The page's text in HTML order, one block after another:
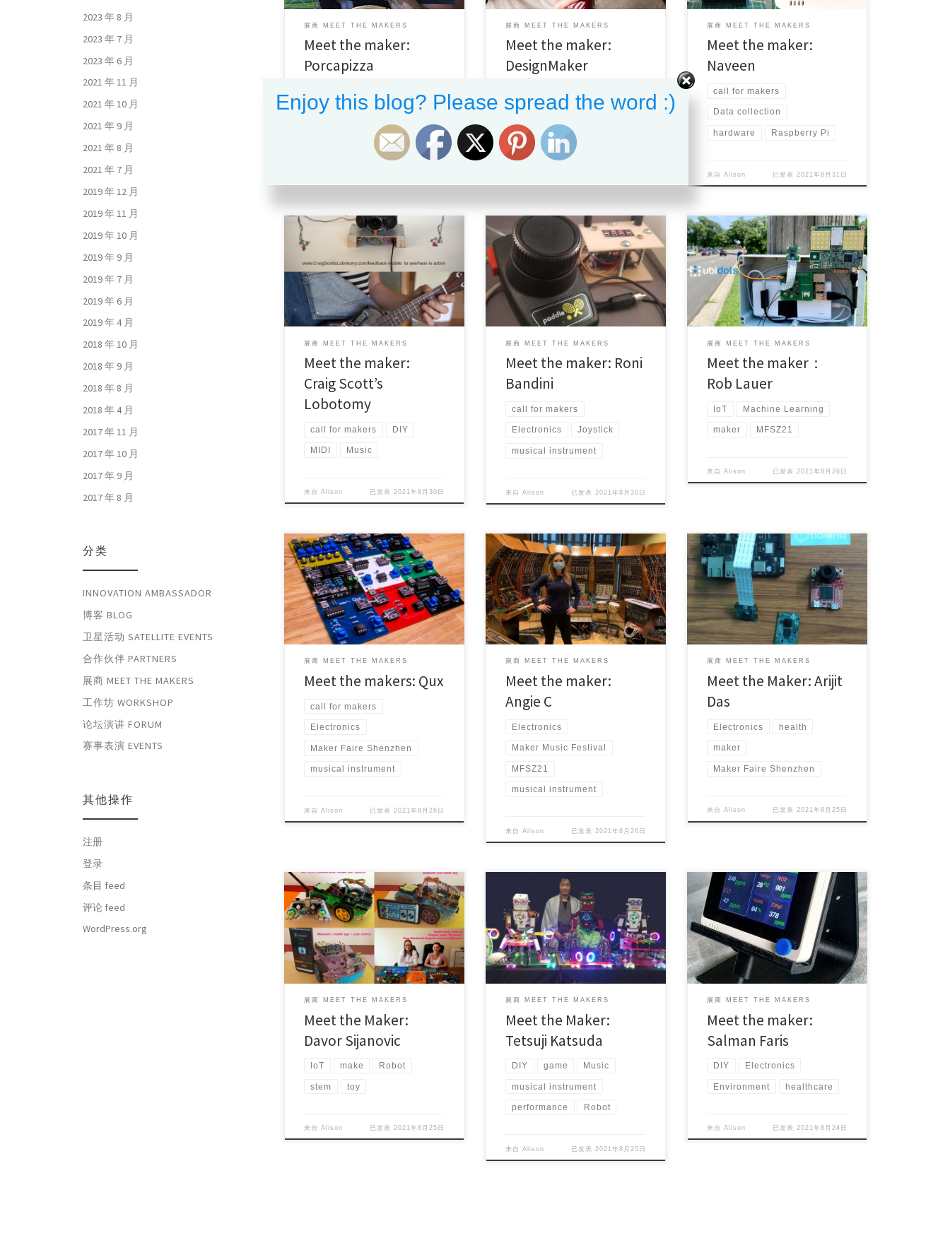
展商 MEET THE MAKERS
Meet the maker:
Porcapizza
musical instrument
展商 MEET THE MAKERS
Meet the maker:
DesignMaker
Electronics Health Care
mask
展商 MEET THE MAKERS
Meet the maker:
Naveen
call for makers
Data collection
hardware Raspberry Pi
来自Alison 已发表 2021年8月31日
Project Maker (s): Craig Scott’s
Lobotomy Co […]
展商 MEET THE MAKERS
Meet the maker:
Craig Scott’s
Lobotomy
call for makers DIY
MIDI Music
来自Alison 已发表 2021年8月30日
Project Maker (s): Roni Bandini
Country/Area: Buen […]
展商 MEET THE MAKERS
Meet the maker: Roni
Bandini
call for makers
Electronics Joystick
musical instrument
来自Alison 已发表 2021年8月30日
Project Maker (s): Rob Lauer
Country/Area: Madison […]
展商 MEET THE MAKERS
Meet the maker：
Rob Lauer
IoT Machine Learning
maker MFSZ21
来自Alison 已发表 2021年8月26日
Project Maker (s): Qux Country/Area:
Machida, Toky […]
展商 MEET THE MAKERS
Meet the makers: Qux
call for makers
Electronics
Maker Faire Shenzhen
musical instrument
来自Alison 已发表 2021年8月26日
Project Maker (s): Angie C
Country/Area: Calgary, […]
展商 MEET THE MAKERS
Meet the maker:
Angie C
Electronics
Maker Music Festival
MFSZ21
musical instrument
来自Alison 已发表 2021年8月26日
Project Maker (s): Arijit Das
Country/Area: India […]
展商 MEET THE MAKERS
Meet the Maker: Arijit
Das
Electronics health
maker
Maker Faire Shenzhen
来自Alison 已发表 2021年8月25日
Project Maker (s): Davor Sijanovic,
Gymnasium Vuko […]
展商 MEET THE MAKERS
Meet the Maker:
Davor Sijanovic
IoT make Robot
stem toy
来自Alison 已发表 2021年8月25日
Project Maker (s): Tetsuji Katsuda
Country/Area: J […]
展商 MEET THE MAKERS
Meet the Maker:
Tetsuji Katsuda
DIY game Music
musical instrument
performance Robot
来自Alison 已发表 2021年8月25日
Project Maker (s): Salman Faris Maker
Bio: Maker | […]
展商 MEET THE MAKERS
Meet the maker:
Salman Faris
DIY Electronics
Environment healthcare
来自Alison 已发表 2021年8月24日
2023 年 8 月
2023 年 7 月
2023 年 6 月
2021 年 11 月
2021 年 10 月
2021 年 9 月
2021 年 8 月
2021 年 7 月
2019 年 12 月
2019 年 11 月
2019 年 10 月
2019 年 9 月
2019 年 7 月
2019 年 6 月
2019 年 4 月
2018 年 10 月
2018 年 9 月
2018 年 8 月
2018 年 4 月
2017 年 11 月
2017 年 10 月
2017 年 9 月
2017 年 8 月
分类
INNOVATION AMBASSADOR
博客 BLOG
卫星活动 SATELLITE EVENTS
合作伙伴 PARTNERS
展商 MEET THE MAKERS
工作坊 WORKSHOP
论坛演讲 FORUM
赛事表演 EVENTS
其他操作
注册
登录
条目 feed
评论 feed
WordPress.org
Enjoy this blog? Please spread the word :)